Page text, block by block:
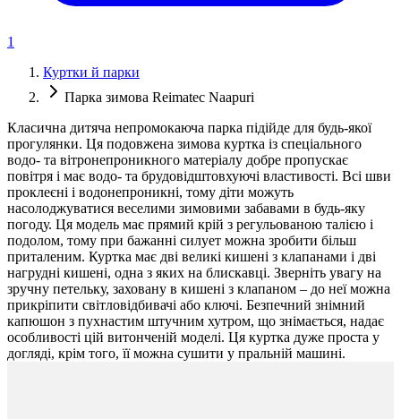
1
Куртки й парки
Парка зимова Reimatec Naapuri
Класична дитяча непромокаюча парка підійде для будь-якої
прогулянки. Ця подовжена зимова куртка із спеціального
водо- та вітронепроникного матеріалу добре пропускає
повітря і має водо- та брудовідштовхуючі властивості. Всі шви
проклеєні і водонепроникні, тому діти можуть
насолоджуватися веселими зимовими забавами в будь-яку
погоду. Ця модель має прямий крій з регульованою талією і
подолом, тому при бажанні силует можна зробити більш
приталеним. Куртка має дві великі кишені з клапанами і дві
нагрудні кишені, одна з яких на блискавці. Зверніть увагу на
зручну петельку, заховану в кишені з клапаном – до неї можна
прикріпити світловідбивачі або ключі. Безпечний знімний
капюшон з пухнастим штучним хутром, що знімається, надає ​​
особливості цій витонченій моделі. Ця куртка дуже проста у
догляді, крім того, її можна сушити у пральній машині.